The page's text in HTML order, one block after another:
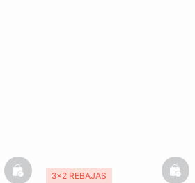
basketfull3x2 REBAJAS